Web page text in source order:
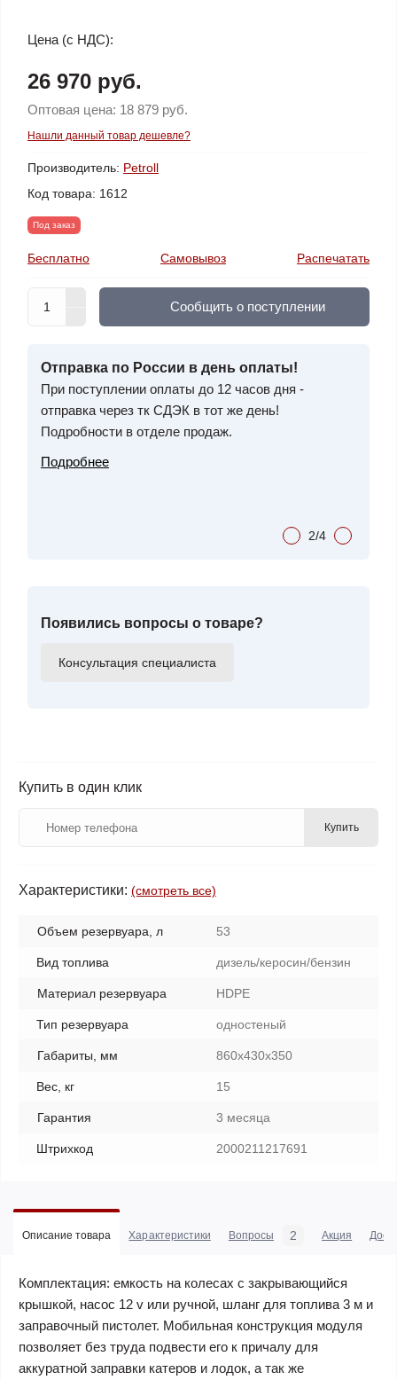
Производитель: Petroll
Код товара: 1612
Под заказ
Бесплатно Самовывоз Распечатать
Цена (с НДС):
26 970 руб.
Оптовая цена: 18 879 руб.
Нашли данный товар дешевле?
Cообщить о поступлении
Отправка по России в день оплаты!
При поступлении оплаты до 12 часов дня -
отправка через тк СДЭК в тот же день!
Подробности в отделе продаж.
Подробнее
2/4
Появились вопросы о товаре?
Консультация специалиста
Купить в один клик
Купить
Характеристики: (смотреть все)
Объем резервуара, л 53
Вид топлива дизель/керосин/бензин
Материал резервуара HDPE
Тип резервуара одностеный
Габариты, мм 860x430x350
Вес, кг 15
Гарантия 3 месяца
Штрихкод 2000211217691
Описание товара Характеристики Вопросы 2 Акция
Комплектация: емкость на колесах с закрывающийся
крышкой, насос 12 v или ручной, шланг для топлива 3 м и
заправочный пистолет. Мобильная конструкция модуля
позволяет без труда подвести его к причалу для
аккуратной заправки катеров и лодок, а так же